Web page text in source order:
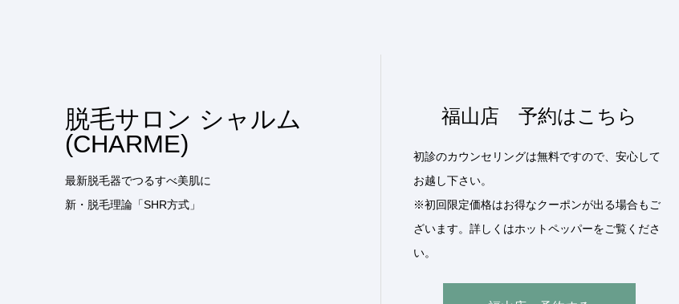
脱毛サロン シャルム
(CHARME)
最新脱毛器でつるすべ美肌に
新・脱毛理論「SHR方式」
福山店 予約はこちら
初診のカウンセリングは無料ですので、安心して
お越し下さい。
※初回限定価格はお得なクーポンが出る場合もご
ざいます。詳しくはホットペッパーをご覧くださ
い。